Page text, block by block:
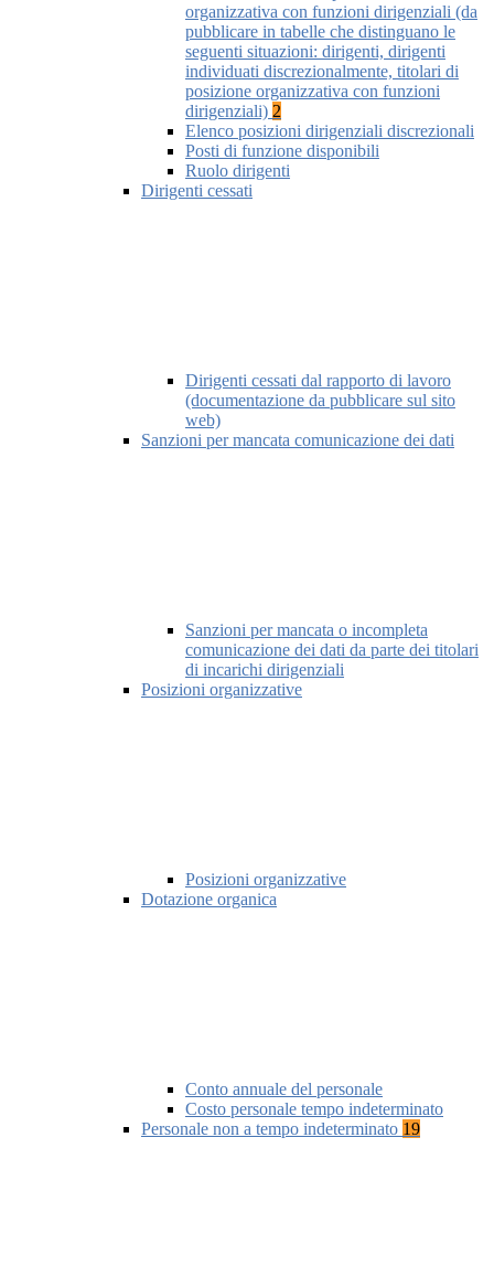
organizzativa con funzioni dirigenziali (da
pubblicare in tabelle che distinguano le
seguenti situazioni: dirigenti, dirigenti
individuati discrezionalmente, titolari di
posizione organizzativa con funzioni
dirigenziali) 2
Elenco posizioni dirigenziali discrezionali
Posti di funzione disponibili
Ruolo dirigenti
Dirigenti cessati
Dirigenti cessati dal rapporto di lavoro
(documentazione da pubblicare sul sito
web)
Sanzioni per mancata comunicazione dei dati
Sanzioni per mancata o incompleta
comunicazione dei dati da parte dei titolari
di incarichi dirigenziali
Posizioni organizzative
Posizioni organizzative
Dotazione organica
Conto annuale del personale
Costo personale tempo indeterminato
Personale non a tempo indeterminato 19